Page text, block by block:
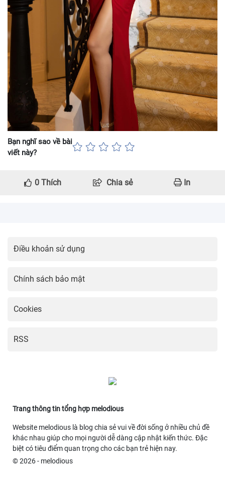
Bạn nghĩ sao về bài
viết này?
0 Thích Chia sẻ In
Điều khoản sử dụng
Chính sách bảo mật
Cookies
RSS
Trang thông tin tổng hợp melodious
Website melodious là blog chia sẻ vui về đời sống ở nhiều chủ đề
khác nhau giúp cho mọi người dễ dàng cập nhật kiến thức. Đặc
biệt có tiêu điểm quan trọng cho các bạn trẻ hiện nay.
© 2026 - melodious